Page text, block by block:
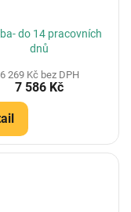
do 14 pracovních
dnů
6 269 Kč bez DPH
7 586 Kč